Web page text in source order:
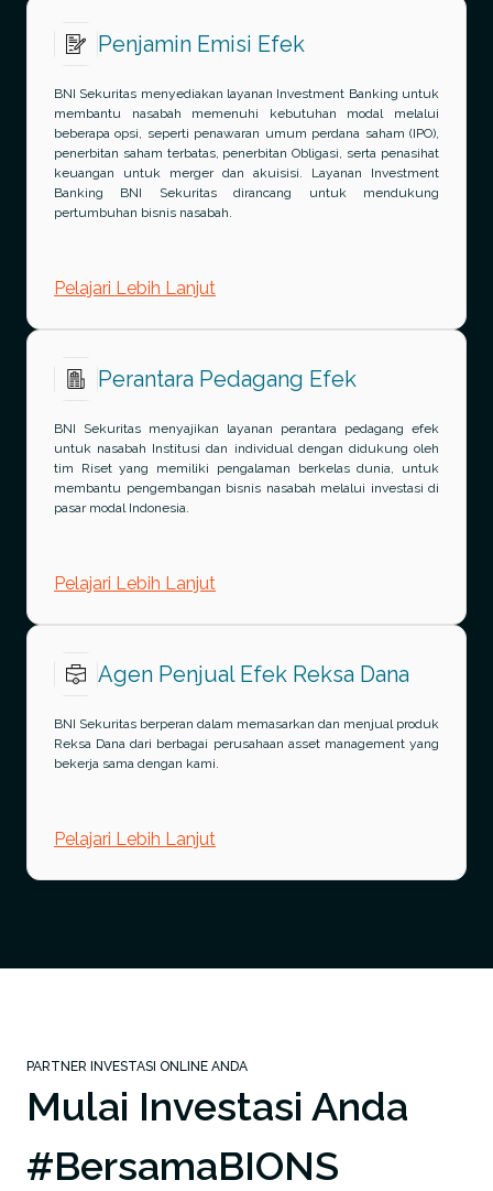
Penjamin Emisi Efek
BNI Sekuritas menyediakan layanan Investment Banking untuk
membantu nasabah memenuhi kebutuhan modal melalui
beberapa opsi, seperti penawaran umum perdana saham (IPO),
penerbitan saham terbatas, penerbitan Obligasi, serta penasihat
keuangan untuk merger dan akuisisi. Layanan Investment
Banking BNI Sekuritas dirancang untuk mendukung
pertumbuhan bisnis nasabah.
Pelajari Lebih Lanjut
Perantara Pedagang Efek
BNI Sekuritas menyajikan layanan perantara pedagang efek
untuk nasabah Institusi dan individual dengan didukung oleh
tim Riset yang memiliki pengalaman berkelas dunia, untuk
membantu pengembangan bisnis nasabah melalui investasi di
pasar modal Indonesia.
Pelajari Lebih Lanjut
Agen Penjual Efek Reksa Dana
BNI Sekuritas berperan dalam memasarkan dan menjual produk
Reksa Dana dari berbagai perusahaan asset management yang
bekerja sama dengan kami.
Pelajari Lebih Lanjut
PARTNER INVESTASI ONLINE ANDA
Mulai Investasi Anda
#BersamaBIONS